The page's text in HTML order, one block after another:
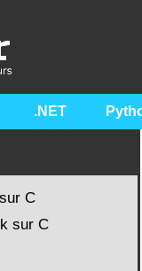
.NET
C
sur C